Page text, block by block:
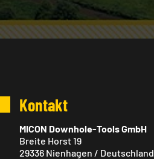
Kontakt
MICON Downhole-Tools GmbH
Breite Horst 19
29336 Nienhagen / Deutschland